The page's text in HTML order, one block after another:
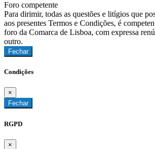
Foro competente
Para dirimir, todas as questões e litígios que
aos presentes Termos e Condições, é
foro da Comarca de Lisboa, com expressa
outro.
Fechar
Condições
×
Fechar
RGPD
×